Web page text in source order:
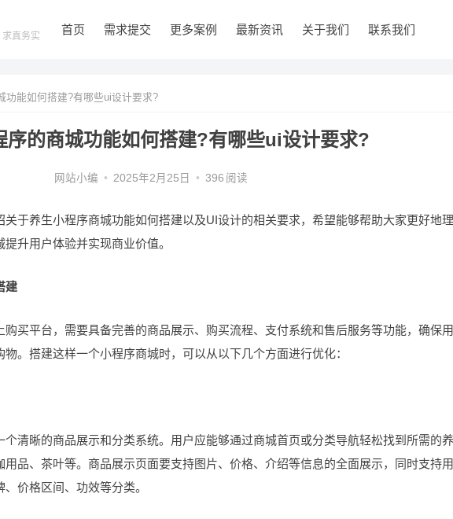
真务实
首页 需求提交 更多案例 最新资讯 关于我们 联系我们
功能如何搭建?有哪些ui设计要求?
序的商城功能如何搭建?有哪些ui设计要求?
网站小编 • 2025年2月25日 • 396 阅读
于养生小程序商城功能如何搭建以及UI设计的相关要求，希望能够帮助大家更好地
升用户体验并实现商业价值。
建
平台，需要具备完善的商品展示、购买流程、支付系统和售后服务等功能，确保
。搭建这样一个小程序商城时，可以从以下几个方面进行优化：
晰的商品展示和分类系统。用户应能够通过商城首页或分类导航轻松找到所需的
品、茶叶等。商品展示页面要支持图片、价格、介绍等信息的全面展示，同时支持
价格区间、功效等分类。